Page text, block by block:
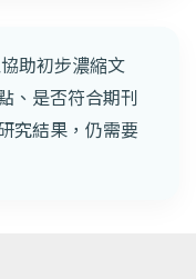
助初步濃縮文
、是否符合期刊
究結果，仍需要